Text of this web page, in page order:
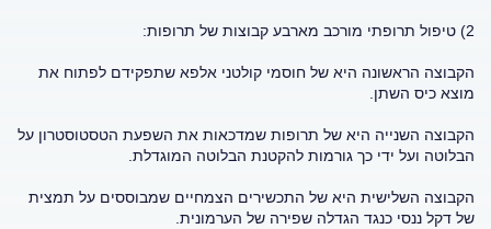
2) טיפול תרופתי מורכב מארבע קבוצות של תרופות:
הקבוצה הראשונה היא של חוסמי קולטני אלפא שתפקידם לפתוח את
מוצא כיס השתן.
הקבוצה השנייה היא של תרופות שמדכאות את השפעת הטסטוסטרון על
הבלוטה ועל ידי כך גורמות להקטנת הבלוטה המוגדלת.
הקבוצה השלישית היא של התכשירים הצמחיים שמבוססים על תמצית
של דקל ננסי כנגד הגדלה שפירה של הערמונית.